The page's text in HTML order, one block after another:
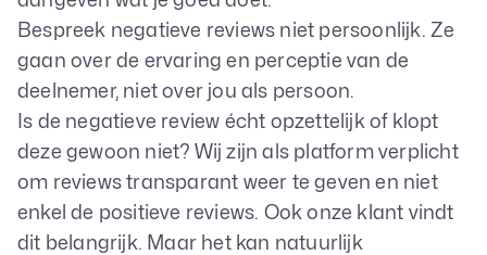
Bespreek negatieve reviews niet persoonlijk. Ze
gaan over de ervaring en perceptie van de
deelnemer, niet over jou als persoon.
Is de negatieve review écht opzettelijk of klopt
deze gewoon niet? Wij zijn als platform verplicht
om reviews transparant weer te geven en niet
enkel de positieve reviews. Ook onze klant vindt
dit belangrijk. Maar het kan natuurlijk